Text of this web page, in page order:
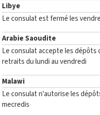
Libye
Le consulat est fermé les
Arabie Saoudite
Le consulat accepte les dépôts
retraits du lundi au vendredi
Malawi
Le consulat n'autorise les
mecredis